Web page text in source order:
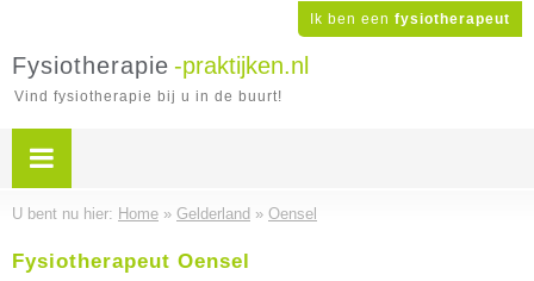
Ik ben een fysiotherapeut
Fysiotherapie -praktijken.nl
Vind fysiotherapie bij u in de buurt!
U bent nu hier: Home » Gelderland » Oensel
Fysiotherapeut Oensel